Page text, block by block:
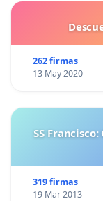
262 firmas
13 May 2020
SS
319 firmas
19 Mar 2013